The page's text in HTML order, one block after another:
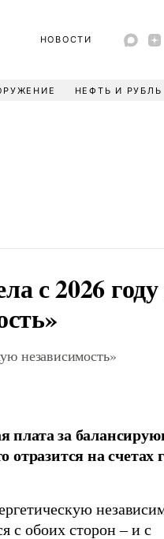
НОВОСТИ
НЕФТЬ И РУБЛЬ
с 2026
независимость»
плата за
отразится на счетах
с обоих сторон – и с